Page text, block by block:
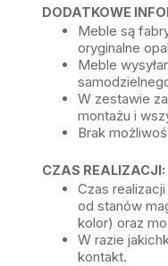
DODATKOWE
Meble są
oryginalne
Meble
W zestawie
montażu i
Brak
CZAS REALIZACJI:
Czas
od stanów
kolor) oraz
W razie
kontakt.